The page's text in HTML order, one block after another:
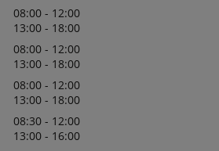
08:00 - 12:00
13:00 - 18:00
08:00 - 12:00
13:00 - 18:00
08:00 - 12:00
13:00 - 18:00
08:30 - 12:00
13:00 - 16:00